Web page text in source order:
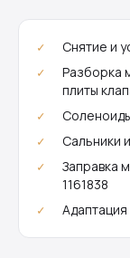
Снятие и
Разборка
плиты
Сальники
Заправка
1161838